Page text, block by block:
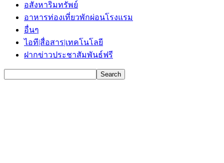
อสังหาริมทรัพย์
อาหารท่องเที่ยวพักผ่อนโรงแรม
อื่นๆ
ไอที|สื่อสาร|เทคโนโลยี
ฝากข่าวประชาสัมพันธ์ฟรี